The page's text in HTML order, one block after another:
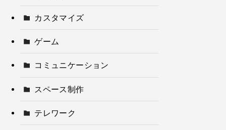
カスタマイズ
ゲーム
コミュニケーション
スペース制作
テレワーク